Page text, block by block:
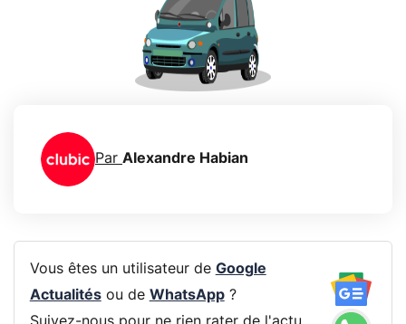
Par Alexandre Habian
Vous êtes un utilisateur de Google
Actualitésou de WhatsApp?